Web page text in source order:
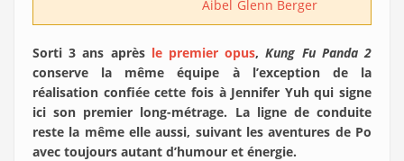
Aibel Glenn Berger
Sorti 3 ans après le premier opus,Kung Fu Panda 2
conserve la même équipe à l’exception de la
réalisation confiée cette fois à Jennifer Yuh qui signe
ici son premier long-métrage. La ligne de conduite
reste la même elle aussi, suivant les aventures de Po
avec toujours autant d’humour et énergie.